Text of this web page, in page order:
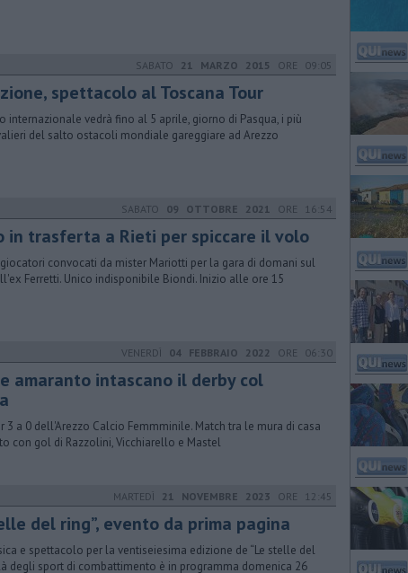
SABATO 21 MARZO 2015 ORE 09:05
spettacolo al Toscana Tour
internazionale vedrà fino al 5 aprile, giorno di Pasqua, i più
del salto ostacoli mondiale gareggiare ad Arezzo
SABATO 09 OTTOBRE 2021 ORE 16:54
in trasferta a Rieti per spiccare il volo
convocati da mister Mariotti per la gara di domani sul
Ferretti. Unico indisponibile Biondi. Inizio alle ore 15
VENERDÌ 04 FEBBRAIO 2022 ORE 06:30
amaranto intascano il derby col
3 a 0 dell'Arezzo Calcio Femmminile. Match tra le mura di casa
con gol di Razzolini, Vicchiarello e Mastel
MARTEDÌ 21 NOVEMBRE 2023 ORE 12:45
del ring”, evento da prima pagina
e spettacolo per la ventiseiesima edizione de “Le stelle del
degli sport di combattimento è in programma domenica 26